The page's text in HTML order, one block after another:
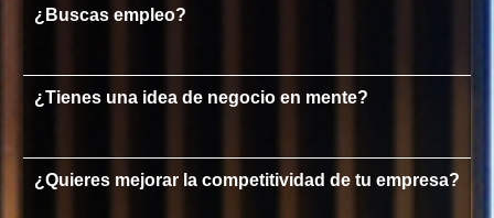
¿Buscas empleo?
¿Tienes una idea de negocio en mente?
¿Quieres mejorar la competitividad de tu empresa?